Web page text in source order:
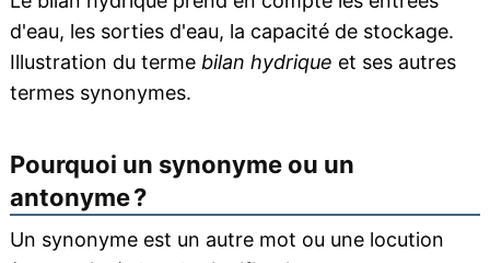
d'eau, les sorties d'eau, la capacité de stockage.
Illustration du terme bilan hydrique et ses autres
termes synonymes.
Pourquoi un synonyme ou un
antonyme ?
Un synonyme est un autre mot ou une locution